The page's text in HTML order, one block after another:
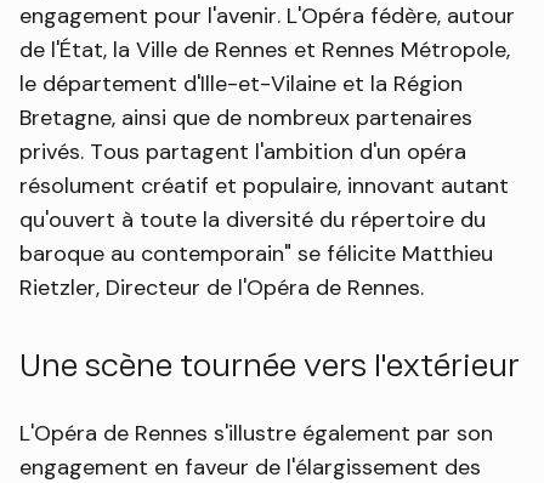
engagement pour l'avenir. L'Opéra fédère, autour
de l'État, la Ville de Rennes et Rennes Métropole,
le département d'Ille-et-Vilaine et la Région
Bretagne, ainsi que de nombreux partenaires
privés. Tous partagent l'ambition d'un opéra
résolument créatif et populaire, innovant autant
qu'ouvert à toute la diversité du répertoire du
baroque au contemporain" se félicite Matthieu
Rietzler, Directeur de l'Opéra de Rennes.
Une scène tournée vers l'extérieur
L'Opéra de Rennes s'illustre également par son
engagement en faveur de l'élargissement des